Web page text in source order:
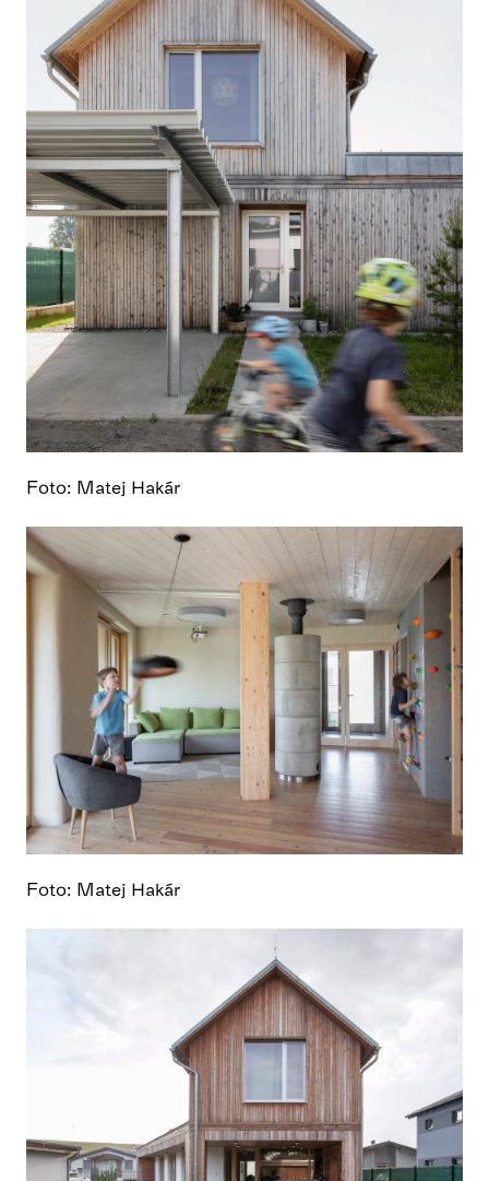
Foto: Matej Hakár
Foto: Matej Hakár